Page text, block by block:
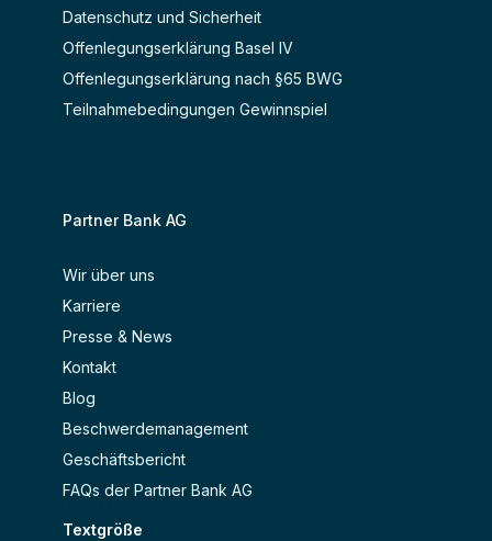
Datenschutz und Sicherheit
Offenlegungserklärung Basel IV
Offenlegungserklärung nach §65 BWG
Teilnahmebedingungen Gewinnspiel
Partner Bank AG
Wir über uns
Karriere
Presse & News
Kontakt
Blog
Beschwerdemanagement
Geschäftsbericht
FAQs der Partner Bank AG
Textgröße